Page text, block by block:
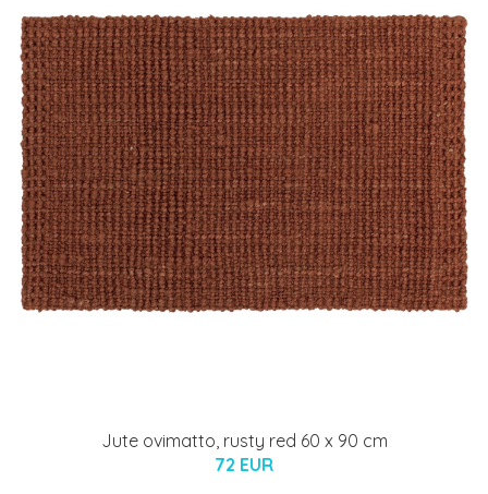
Jute ovimatto, rusty red 60 x 90 cm
72 EUR